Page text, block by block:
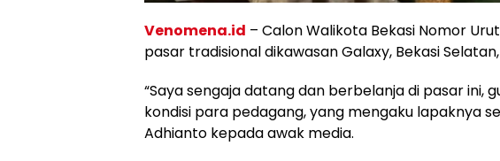
Venomena.id – Calon Walikota Bekasi Nomor
pasar tradisional dikawasan Galaxy, Bekasi
“Saya sengaja datang dan berbelanja di pasar ini,
kondisi para pedagang, yang mengaku lapaknya
Adhianto kepada awak media.